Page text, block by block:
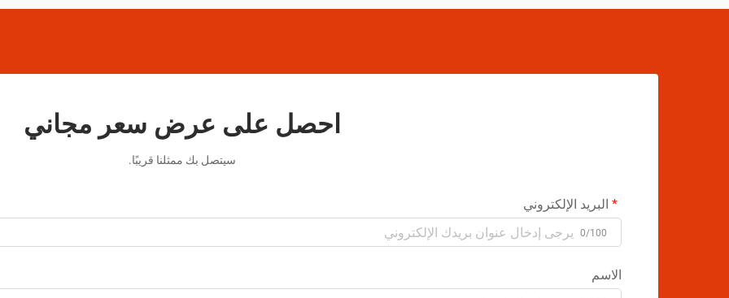
احصل على عرض سعر مجاني
سيتصل بك ممثلنا قريبًا.
البريد الإلكتروني
0/100
الاسم